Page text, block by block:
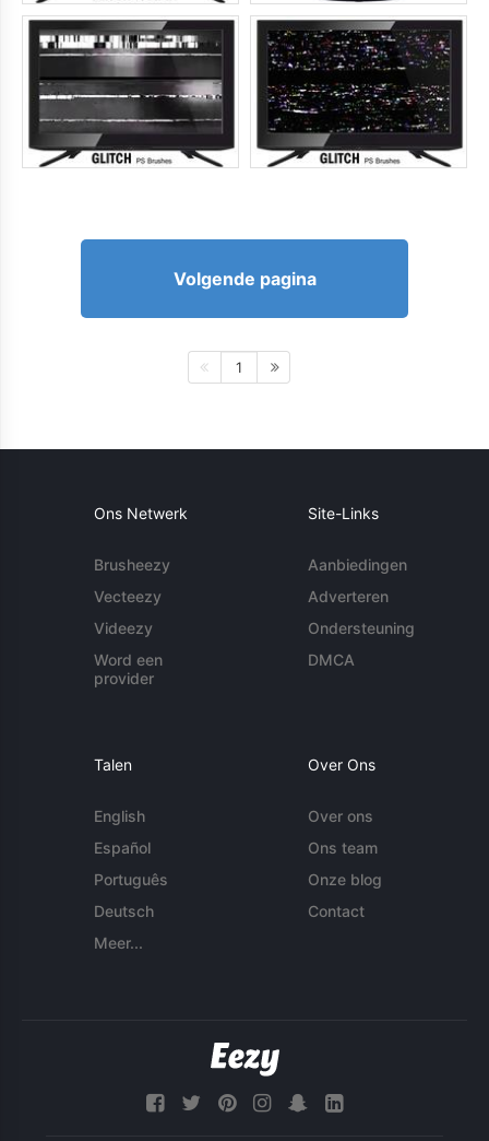
Volgende pagina
1
Ons Netwerk
Brusheezy
Vecteezy
Videezy
Word een
provider
Site-Links
Aanbiedingen
Adverteren
Ondersteuning
DMCA
Talen
English
Español
Português
Deutsch
Meer...
Over Ons
Over ons
Ons team
Onze blog
Contact